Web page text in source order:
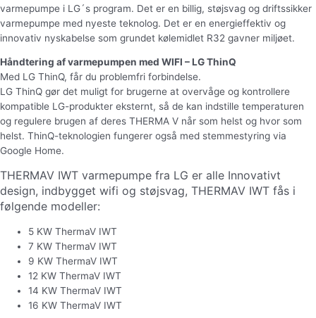
varmepumpe i LG´s program. Det er en billig, støjsvag og driftssikker
varmepumpe med nyeste teknolog. Det er en energieffektiv og
innovativ nyskabelse som grundet kølemidlet R32 gavner miljøet.
Håndtering af varmepumpen med WIFI – LG ThinQ
Med LG ThinQ, får du problemfri forbindelse.
LG ThinQ gør det muligt for brugerne at overvåge og kontrollere
kompatible LG-produkter eksternt, så de kan indstille temperaturen
og regulere brugen af deres THERMA V når som helst og hvor som
helst. ThinQ-teknologien fungerer også med stemmestyring via
Google Home.
THERMAV IWT varmepumpe fra LG er alle Innovativt
design, indbygget wifi og støjsvag, THERMAV IWT fås i
følgende modeller:
5 KW ThermaV IWT
7 KW ThermaV IWT
9 KW ThermaV IWT
12 KW ThermaV IWT
14 KW ThermaV IWT
16 KW ThermaV IWT